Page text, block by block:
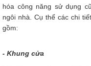
hóa công năng sử dụng
ngôi nhà. Cụ thể các chi
gồm:
- Khung cửa